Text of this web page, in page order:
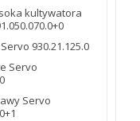
kultywatora
930.21.125.0
Servo
Servo